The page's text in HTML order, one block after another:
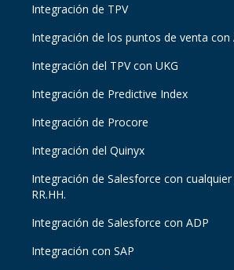
Integración de TPV
Integración de los puntos de venta con
Integración del TPV con UKG
Integración de Predictive Index
Integración de Procore
Integración del Quinyx
Integración de Salesforce con
RR.HH.
Integración de Salesforce con ADP
Integración con SAP